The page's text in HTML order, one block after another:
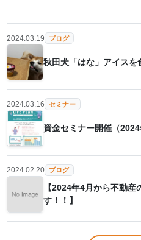
2024.03.19 ブログ
秋田犬「はな」アイスを
2024.03.16 セミナー
資金セミナー開催（2024
2024.02.20 ブログ
【2024年4月から不動産
す！！】